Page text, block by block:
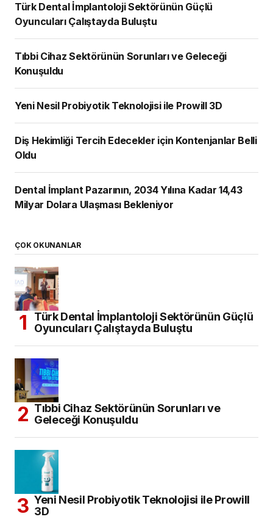
Türk Dental İmplantoloji Sektörünün Güçlü
Oyuncuları Çalıştayda Buluştu
Tıbbi Cihaz Sektörünün Sorunları ve Geleceği
Konuşuldu
Yeni Nesil Probiyotik Teknolojisi ile Prowill 3D
Diş Hekimliği Tercih Edecekler için Kontenjanlar Belli
Oldu
Dental İmplant Pazarının, 2034 Yılına Kadar 14,43
Milyar Dolara Ulaşması Bekleniyor
ÇOK OKUNANLAR
Türk Dental İmplantoloji Sektörünün Güçlü
Oyuncuları Çalıştayda Buluştu
Tıbbi Cihaz Sektörünün Sorunları ve
Geleceği Konuşuldu
Yeni Nesil Probiyotik Teknolojisi ile Prowill
3D